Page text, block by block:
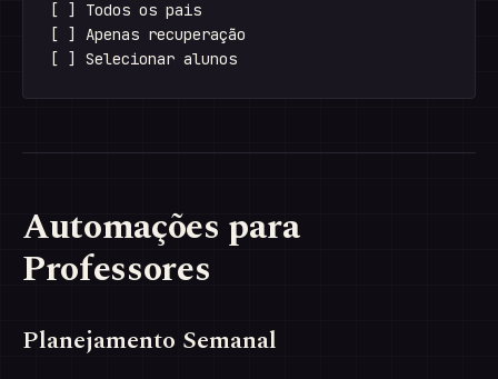
[ ] Todos os pais
[ ] Apenas recuperação
Automações para
Professores
Planejamento Semanal